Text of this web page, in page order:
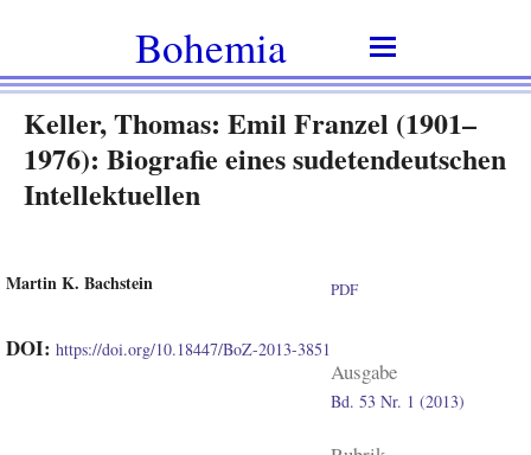
Bohemia
Keller, Thomas: Emil Franzel (1901–
1976): Biografie eines sudetendeutschen
Intellektuellen
Martin K. Bachstein
DOI: https://doi.org/10.18447/BoZ-2013-3851
PDF
Ausgabe
Bd. 53 Nr. 1 (2013)